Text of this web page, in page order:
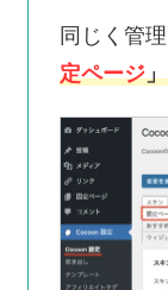
同じく管
定ページ